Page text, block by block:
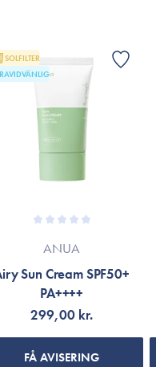
SOLFILTER
ANUA
Sun Cream SPF50+
PA++++
299,00 kr.
FÅ AVISERING